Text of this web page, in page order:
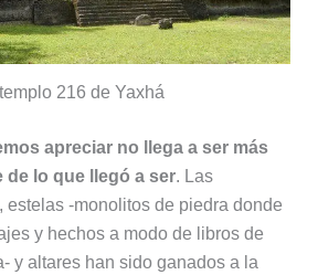
216 de Yaxhá
apreciar no llega a ser más
lo que llegó a ser. Las
estelas -monolitos de piedra donde
y hechos a modo de libros de
y altares han sido ganados a la